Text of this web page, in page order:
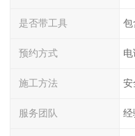
是否带工具 包
预约方式
施工方法 安
服务团队 经